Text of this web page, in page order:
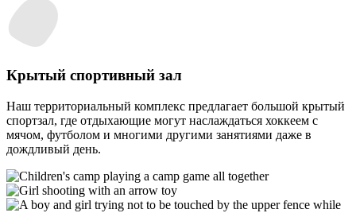
Крытый спортивный зал
Наш территориальный комплекс предлагает большой крытый
спортзал, где отдыхающие могут наслаждаться хоккеем с
мячом, футболом и многими другими занятиями даже в
дождливый день.